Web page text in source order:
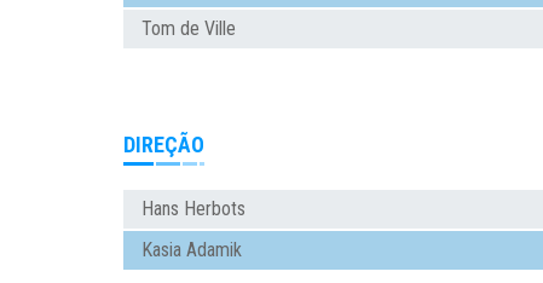
Tom de Ville
DIREÇÃO
Hans Herbots
Kasia Adamik